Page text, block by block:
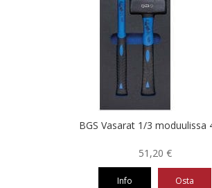
BGS Vasarat 1/3 moduulissa
51,20 €
Info Osta